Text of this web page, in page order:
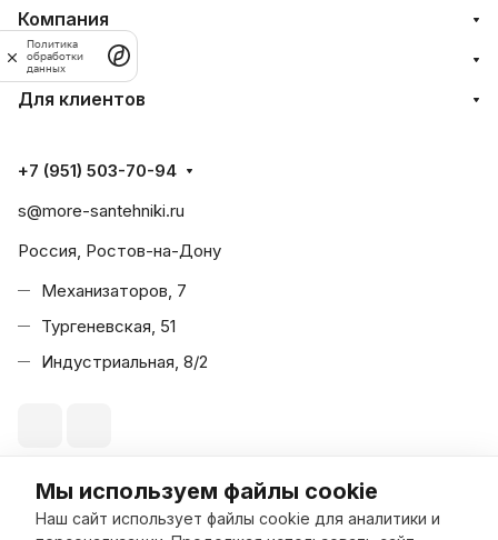
Мы используем файлы cookie
Наш сайт использует файлы cookie для аналитики и
Компания
Информация
Для клиентов
+7 (951) 503-70-94
s@more-santehniki.ru
Россия, Ростов-на-Дону
Механизаторов, 7
Тургеневская, 51
Индустриальная, 8/2
© 2026 Море Сантехники
Политика
обработки
данных